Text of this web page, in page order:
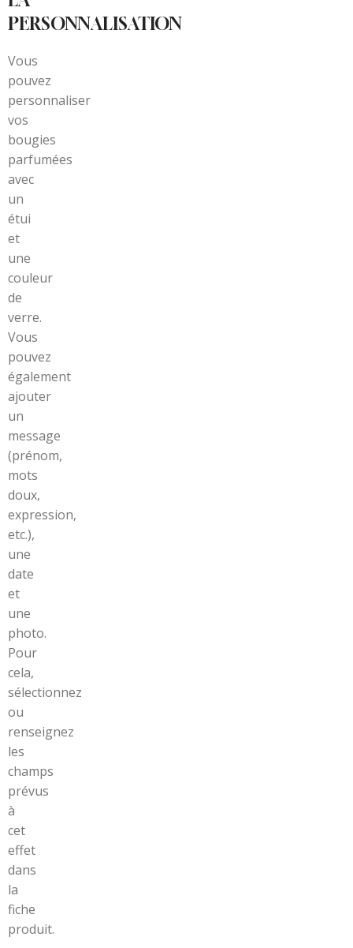
PERSONNALISATION
Vous
pouvez
personnaliser
vos
bougies
parfumées
avec
un
étui
et
une
couleur
de
verre.
Vous
pouvez
également
ajouter
un
message
(prénom,
mots
doux,
expression,
etc.),
une
date
et
une
photo.
Pour
cela,
sélectionnez
ou
renseignez
les
champs
prévus
à
cet
effet
dans
la
fiche
produit.